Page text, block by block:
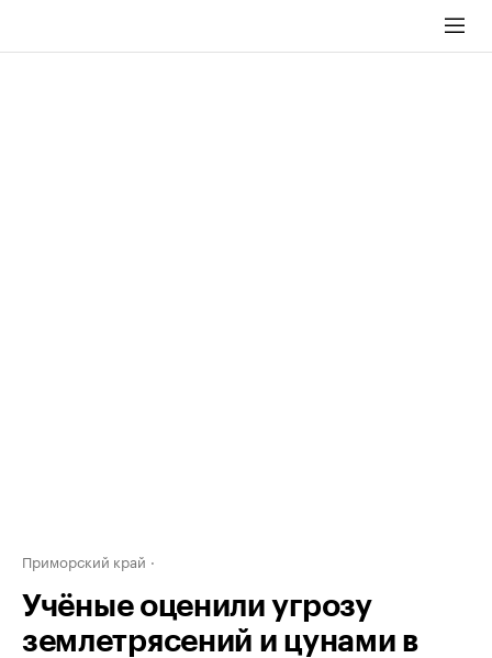
Приморский край
Учёные оценили угрозу
землетрясений и цунами в